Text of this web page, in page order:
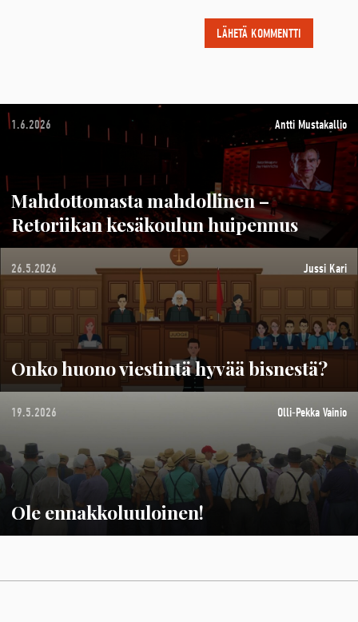
1.6.2026 Antti Mustakallio
Mahdottomasta mahdollinen –
Retoriikan kesäkoulun huipennus
26.5.2026 Jussi Kari
Onko huono viestintä hyvää bisnestä?
19.5.2026 Olli-Pekka Vainio
Ole ennakkoluuloinen!